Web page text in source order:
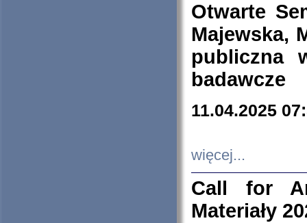
Otwarte
Majewska,
publiczna
badawcze
11.04.2025
więcej...
Call for
Materiały